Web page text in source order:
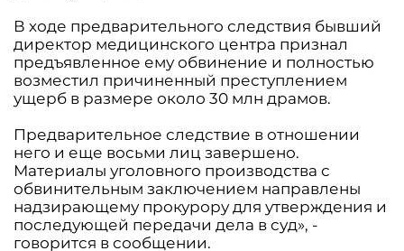
В ходе предварительного следствия бывший
директор медицинского центра признал
предъявленное ему обвинение и полностью
возместил причиненный преступлением
ущерб в размере около 30 млн драмов.
Предварительное следствие в отношении
него и еще восьми лиц завершено.
Материалы уголовного производства с
обвинительным заключением направлены
надзирающему прокурору для утверждения и
последующей передачи дела в суд», -
говорится в сообщении.